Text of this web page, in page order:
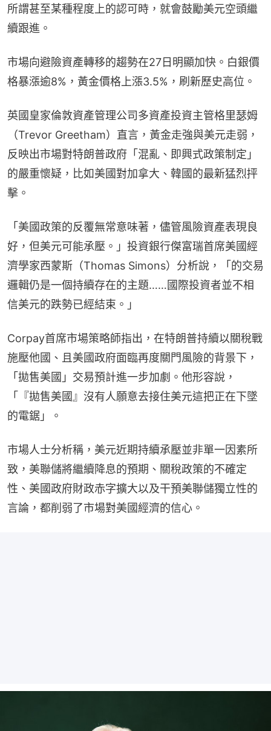
所謂甚至某種程度上的認可時，就會鼓勵美元空頭繼
續跟進。
市場向避險資產轉移的趨勢在27日明顯加快。白銀價
格暴漲逾8%，黃金價格上漲3.5%，刷新歷史高位。
英國皇家倫敦資產管理公司多資產投資主管格里瑟姆
（Trevor Greetham）直言，黃金走強與美元走弱，
反映出市場對特朗普政府「混亂、即興式政策制定」
的嚴重懷疑，比如美國對加拿大、韓國的最新猛烈抨
擊。
「美國政策的反覆無常意味著，儘管風險資產表現良
好，但美元可能承壓。」投資銀行傑富瑞首席美國經
濟學家西蒙斯（Thomas Simons）分析說，「的交易
邏輯仍是一個持續存在的主題……國際投資者並不相
信美元的跌勢已經結束。」
Corpay首席市場策略師指出，在特朗普持續以關稅戰
施壓他國、且美國政府面臨再度關門風險的背景下，
「拋售美國」交易預計進一步加劇。他形容說，
「『拋售美國』沒有人願意去接住美元這把正在下墜
的電鋸」。
市場人士分析稱，美元近期持續承壓並非單一因素所
致，美聯儲將繼續降息的預期、關稅政策的不確定
性、美國政府財政赤字擴大以及干預美聯儲獨立性的
言論，都削弱了市場對美國經濟的信心。